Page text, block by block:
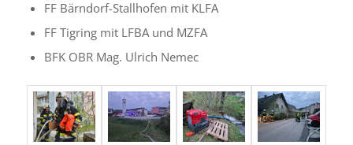
FF Bärndorf-Stallhofen mit KLFA
⁠FF Tigring mit LFBA und MZFA
BFK OBR Mag. Ulrich Nemec